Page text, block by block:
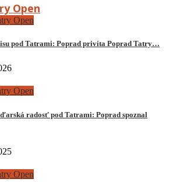
Open
Open
pod Tatrami: Poprad privíta Poprad Tatry…
Open
radosť pod Tatrami: Poprad spoznal
Open